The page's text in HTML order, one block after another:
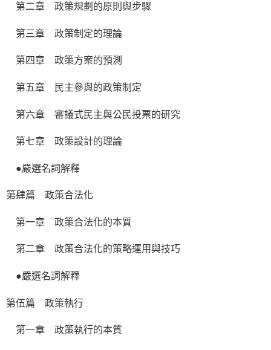
第二章 政策規劃的原則與步驟
第三章 政策制定的理論
第四章 政策方案的預測
第五章 民主參與的政策制定
第六章 審議式民主與公民投票的研究
第七章 政策設計的理論
●嚴選名詞解釋
第肆篇 政策合法化
第一章 政策合法化的本質
第二章 政策合法化的策略運用與技巧
●嚴選名詞解釋
第伍篇 政策執行
第一章 政策執行的本質